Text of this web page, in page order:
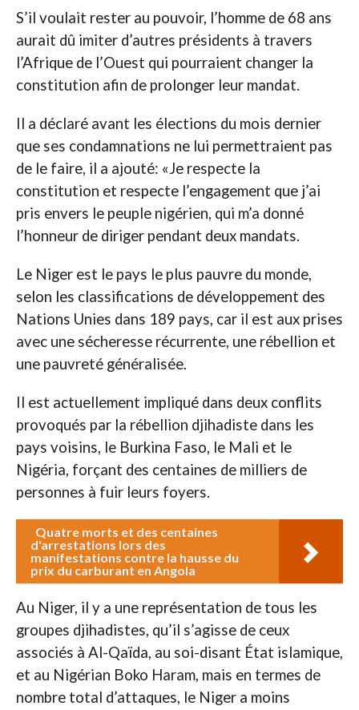
S’il voulait rester au pouvoir, l’homme de 68 ans
aurait dû imiter d’autres présidents à travers
l’Afrique de l’Ouest qui pourraient changer la
constitution afin de prolonger leur mandat.
Il a déclaré avant les élections du mois dernier
que ses condamnations ne lui permettraient pas
de le faire, il a ajouté: «Je respecte la
constitution et respecte l’engagement que j’ai
pris envers le peuple nigérien, qui m’a donné
l’honneur de diriger pendant deux mandats.
Le Niger est le pays le plus pauvre du monde,
selon les classifications de développement des
Nations Unies dans 189 pays, car il est aux prises
avec une sécheresse récurrente, une rébellion et
une pauvreté généralisée.
Il est actuellement impliqué dans deux conflits
provoqués par la rébellion djihadiste dans les
pays voisins, le Burkina Faso, le Mali et le
Nigéria, forçant des centaines de milliers de
personnes à fuir leurs foyers.
Quatre morts et des centaines
d'arrestations lors des
manifestations contre la hausse du
prix du carburant en Angola
Au Niger, il y a une représentation de tous les
groupes djihadistes, qu’il s’agisse de ceux
associés à Al-Qaïda, au soi-disant État islamique,
et au Nigérian Boko Haram, mais en termes de
nombre total d’attaques, le Niger a moins